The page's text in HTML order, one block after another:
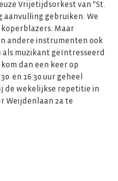
Vrijetijdsorkest van "St.
aanvulling gebruiken. We
koperblazers. Maar
andere instrumenten ook
muzikant geïntresseerd
dan een keer op
en 16:30 uur geheel
de wekelijkse repetitie in
Weijdenlaan 2a te